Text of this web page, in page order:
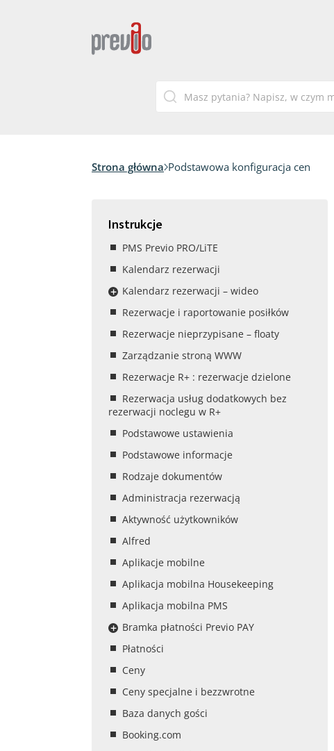
Strona główna Podstawowa konfiguracja cen
Instrukcje
PMS Previo PRO/LiTE
Kalendarz rezerwacji
Kalendarz rezerwacji – wideo
Rezerwacje i raportowanie posiłków
Rezerwacje nieprzypisane – floaty
Zarządzanie stroną WWW
Rezerwacje R+ : rezerwacje dzielone
Rezerwacja usług dodatkowych bez
rezerwacji noclegu w R+
Podstawowe ustawienia
Podstawowe informacje
Rodzaje dokumentów
Administracja rezerwacją
Aktywność użytkowników
Alfred
Aplikacje mobilne
Aplikacja mobilna Housekeeping
Aplikacja mobilna PMS
Bramka płatności Previo PAY
Płatności
Ceny
Ceny specjalne i bezzwrotne
Baza danych gości
Booking.com